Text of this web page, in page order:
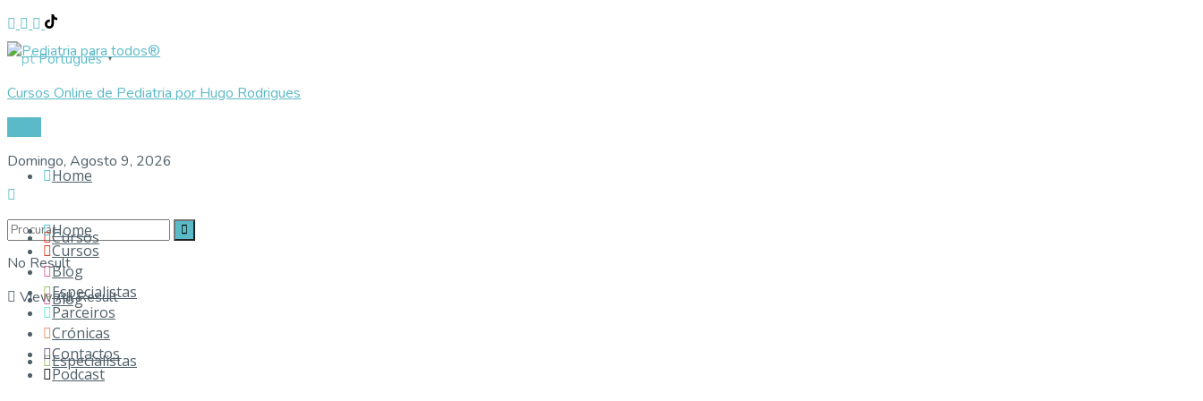
Português ▼
Cursos Online de Pediatria por Hugo Rodrigues
Domingo, Agosto 9, 2026
No Result
View All Result
Home
Cursos
Blog
Especialistas
Home
Cursos
Blog
Especialistas
Parceiros
Crónicas
Contactos
Podcast